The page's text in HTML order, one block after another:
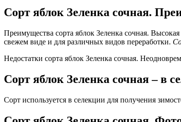
Сорт яблок Зеленка сочная.
Преимущества сорта яблок Зеленка сочная.
свежем виде и для различных видов переработки.
Недостатки сорта яблок Зеленка сочная.
Сорт яблок Зеленка сочная – в
Сорт используется в селекции для получения